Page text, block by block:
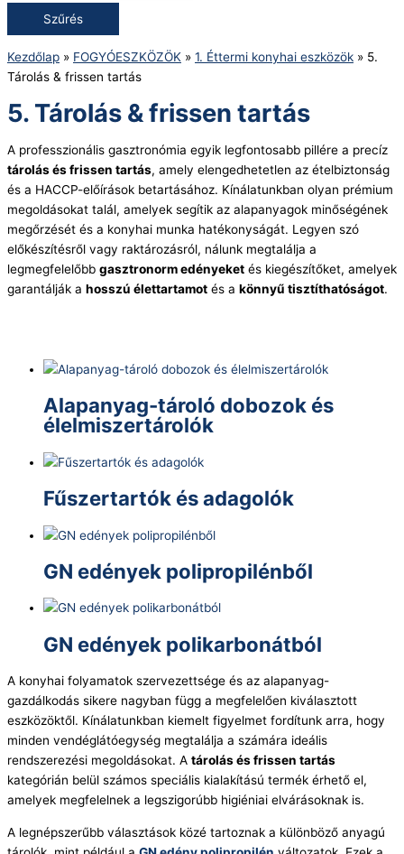
Szűrés
Kezdőlap » FOGYÓESZKÖZÖK » 1. Éttermi konyhai eszközök » 5.
Tárolás & frissen tartás
5. Tárolás & frissen tartás
A professzionális gasztronómia egyik legfontosabb pillére a precíz
tárolás és frissen tartás, amely elengedhetetlen az ételbiztonság
és a HACCP-előírások betartásához. Kínálatunkban olyan prémium
megoldásokat talál, amelyek segítik az alapanyagok minőségének
megőrzését és a konyhai munka hatékonyságát. Legyen szó
előkészítésről vagy raktározásról, nálunk megtalálja a
legmegfelelőbb gasztronorm edényeket és kiegészítőket, amelyek
garantálják a hosszú élettartamot és a könnyű tisztíthatóságot.
Alapanyag-tároló dobozok és
élelmiszertárolók
Fűszertartók és adagolók
GN edények polipropilénből
GN edények polikarbonátból
A konyhai folyamatok szervezettsége és az alapanyag-
gazdálkodás sikere nagyban függ a megfelelően kiválasztott
eszközöktől. Kínálatunkban kiemelt figyelmet fordítunk arra, hogy
minden vendéglátóegység megtalálja a számára ideális
rendszerezési megoldásokat. A tárolás és frissen tartás
kategórián belül számos speciális kialakítású termék érhető el,
amelyek megfelelnek a legszigorúbb higiéniai elvárásoknak is.
A legnépszerűbb választások közé tartoznak a különböző anyagú